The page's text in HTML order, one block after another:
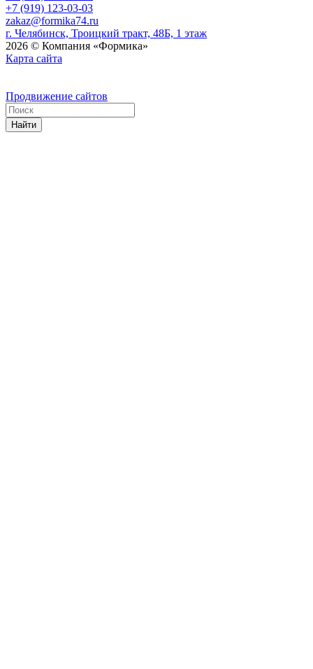
+7 (919) 123-03-03
zakaz@formika74.ru
г. Челябинск, Троицкий тракт, 48Б, 1 этаж
2026 © Компания «Формика»
Карта сайта
Продвижение сайтов
Найти